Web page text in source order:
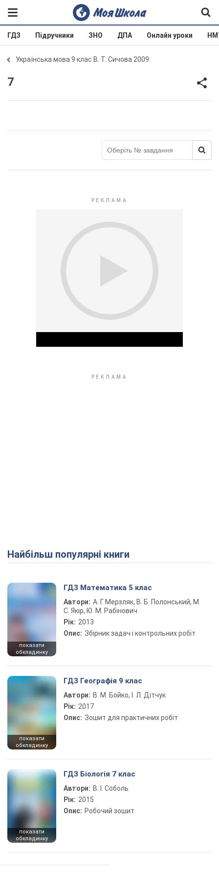
ГДЗ Підручники ЗНО ДПА Онлайн уроки
Українська мова 9 клас В. Т. Сичова 2009
7
Найбільш популярні книги
показати
обкладинку
ГДЗ Математика 5 клас
Автори: А. Г. Мерзляк, В. Б. Полонський, М.
С. Якір, Ю. М. Рабінович
Рік: 2013
Опис: Збірник задач і контрольних робіт
показати
обкладинку
ГДЗ Географія 9 клас
Автори: В. М. Бойко, І. Л. Дітчук
Рік: 2017
Опис: Зошит для практичних робіт
показати
обкладинку
ГДЗ Біологія 7 клас
Автори: В. І. Соболь
Рік: 2015
Опис: Робочий зошит